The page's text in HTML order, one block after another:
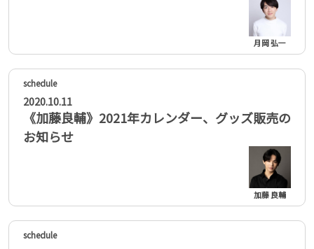
月岡 弘一
2020.10.11
《加藤良輔》2021年カレンダー、グッズ販売の
お知らせ
加藤 良輔